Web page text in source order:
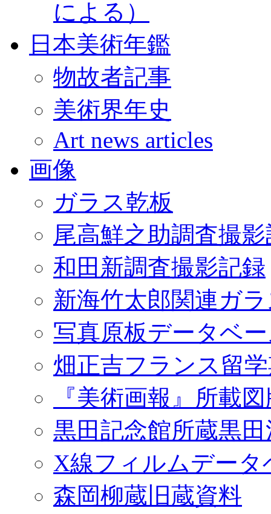
による）
日本美術年鑑
物故者記事
美術界年史
Art news articles
画像
ガラス乾板
尾高鮮之助調査撮
和田新調査撮影記録
新海竹太郎関連ガ
写真原板データベ
畑正吉フランス留
『美術画報』所載
黒田記念館所蔵黒
X線フィルムデータ
森岡柳蔵旧蔵資料